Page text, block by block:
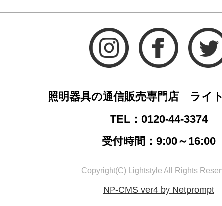
照明器具の通信販売専門店 ライ
TEL：0120-44-3374
受付時間：9:00～16:00
Copyright(C) Lightstyle All Rights
NP-CMS ver4 by Netprompt